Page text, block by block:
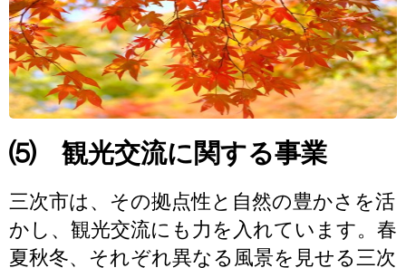
⑸ 観光交流に関する事業
三次市は、その拠点性と自然の豊かさを活
かし、観光交流にも力を入れています。春
夏秋冬、それぞれ異なる風景を見せる三次